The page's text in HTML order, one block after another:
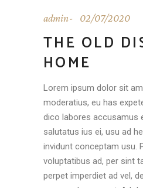
admin 02/07/2020
THE OLD
HOME
Lorem ipsum dolor sit
moderatius, eu has
dico labores accusamus
salutatus ius ei, usu ad
invidunt conceptam usu.
voluptatibus ad, per sint
perpet imperdiet ad vel,